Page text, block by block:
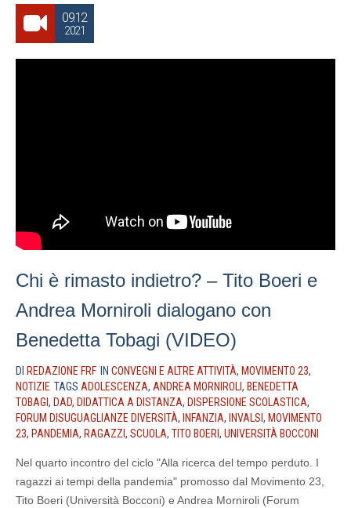
09.12
2021
Chi è rimasto indietro? – Tito Boeri e
Andrea Morniroli dialogano con
Benedetta Tobagi (VIDEO)
DI REDAZIONE FRF IN CONVEGNI E ALTRE ATTIVITÀ, MOVIMENTO 23,
NOTIZIE TAGS ADOLESCENZA, ANDREA MORNIROLI , BENEDETTA
TOBAGI , DAD, DIDATTICA A DISTANZA, DISPERSIONE SCOLASTICA,
FORUM DISUGUAGLIANZE DIVERSITÀ, INFANZIA, INVALSI , MOVIMENTO
23, PANDEMIA, RAGAZZI , SCUOLA, TITO BOERI , UNIVERSITÀ BOCCONI
Nel quarto incontro del ciclo "Alla ricerca del tempo perduto. I
ragazzi ai tempi della pandemia" promosso dal Movimento 23,
Tito Boeri (Università Bocconi) e Andrea Morniroli (Forum